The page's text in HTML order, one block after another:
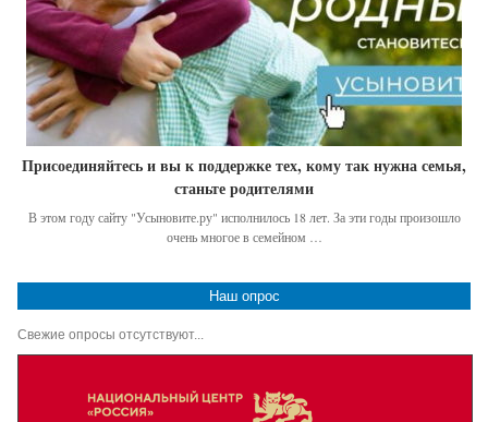
Присоединяйтесь и вы к поддержке тех, кому так нужна семья,
станьте родителями
В этом году сайту "Усыновите.ру" исполнилось 18 лет. За эти годы произошло
очень многое в семейном …
Наш опрос
Свежие опросы отсутствуют...